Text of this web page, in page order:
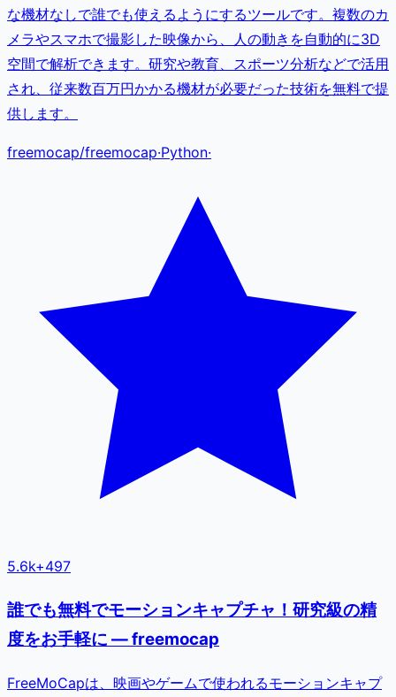
な機材なしで誰でも使えるようにするツールです。複数のカ
メラやスマホで撮影した映像から、人の動きを自動的に3D
空間で解析できます。研究や教育、スポーツ分析などで活用
され、従来数百万円かかる機材が必要だった技術を無料で提
供します。
freemocap/freemocap·Python·
5.6k+497
誰でも無料でモーションキャプチャ！研究級の精
度をお手軽に — freemocap
FreeMoCapは、映画やゲームで使われるモーションキャプ